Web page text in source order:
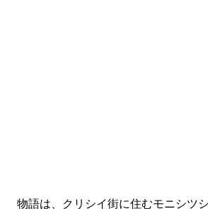
物語は、クリシイ街に住むモニシツ